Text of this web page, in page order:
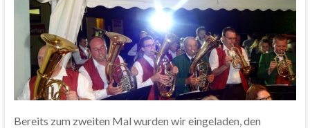
Bereits zum zweiten Mal wurden wir eingeladen, den